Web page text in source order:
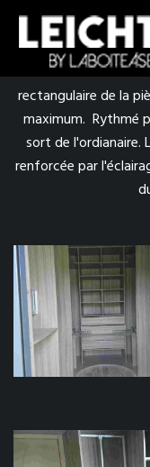
Création d'un
rectangulaire de la
maximum. Rythmé
sort de l'ordianaire.
renforcée par